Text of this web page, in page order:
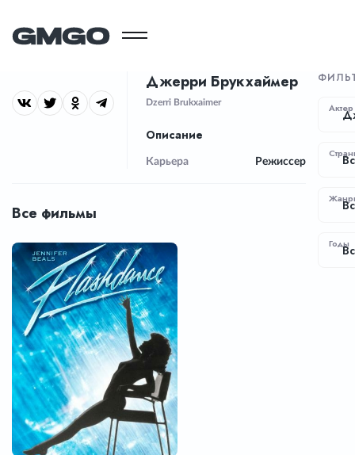
Джерри Брукхаймер
Dzerri Brukxaimer
Описание
Карьера Режиссер
Все фильмы
Актер
Годы